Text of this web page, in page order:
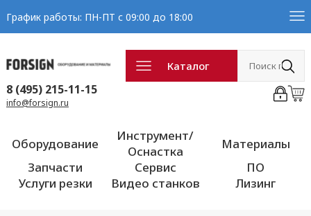
График работы: ПН-ПТ с 09:00 до 18:00
Каталог
8 (495) 215-11-15
info@forsign.ru
Оборудование
Инструмент/
Оснастка
Материалы
Запчасти
Сервис
ПО
Услуги резки
Видео станков Лизинг